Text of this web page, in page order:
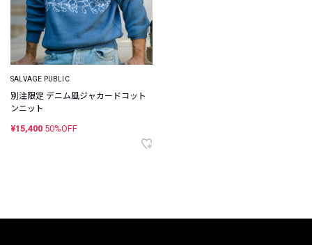
SALVAGE PUBLIC
別注限定 デニム風ジャカードコット
ンニット
¥15,400 50%OFF